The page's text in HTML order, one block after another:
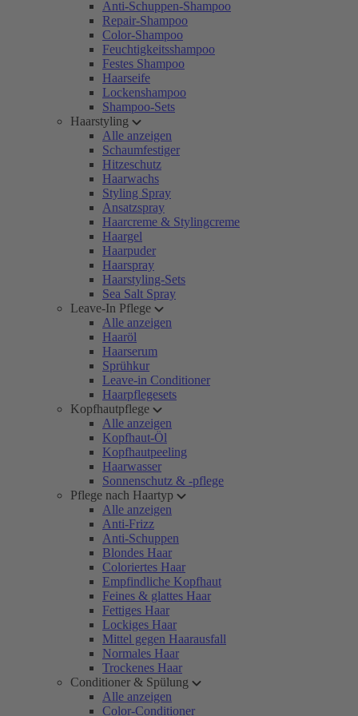
Anti-Schuppen-Shampoo
Repair-Shampoo
Color-Shampoo
Feuchtigkeitsshampoo
Festes Shampoo
Haarseife
Lockenshampoo
Shampoo-Sets
Haarstyling
Alle anzeigen
Schaumfestiger
Hitzeschutz
Haarwachs
Styling Spray
Ansatzspray
Haarcreme & Stylingcreme
Haargel
Haarpuder
Haarspray
Haarstyling-Sets
Sea Salt Spray
Leave-In Pflege
Alle anzeigen
Haaröl
Haarserum
Sprühkur
Leave-in Conditioner
Haarpflegesets
Kopfhautpflege
Alle anzeigen
Kopfhaut-Öl
Kopfhautpeeling
Haarwasser
Sonnenschutz & -pflege
Pflege nach Haartyp
Alle anzeigen
Anti-Frizz
Anti-Schuppen
Blondes Haar
Coloriertes Haar
Empfindliche Kopfhaut
Feines & glattes Haar
Fettiges Haar
Lockiges Haar
Mittel gegen Haarausfall
Normales Haar
Trockenes Haar
Conditioner & Spülung
Alle anzeigen
Color-Conditioner